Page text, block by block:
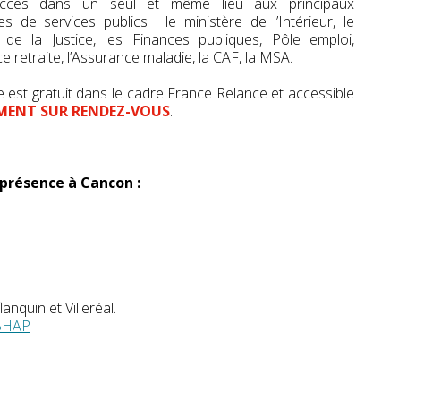
de services publics : le ministère de l’Intérieur, le
de la Justice, les Finances publiques, Pôle emploi,
retraite, l’Assurance maladie, la CAF, la MSA.
est gratuit dans le cadre France Relance et accessible
SUR RENDEZ-VOUS.
à Cancon :
et Villeréal.